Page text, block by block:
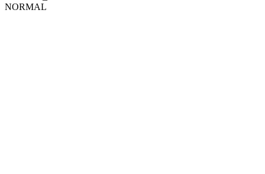
NORMAL